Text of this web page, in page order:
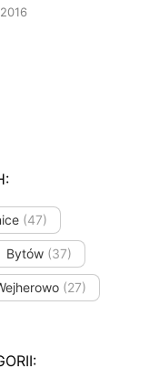
(47)
Bytów (37)
(27)